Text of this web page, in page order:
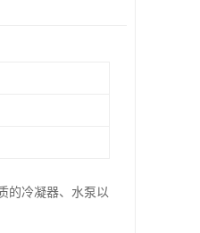
的冷凝器、水泵以